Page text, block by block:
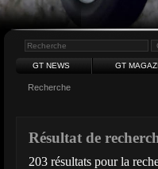
GT NEWS GT
Recherche
Résultat de
203 résultats pour la